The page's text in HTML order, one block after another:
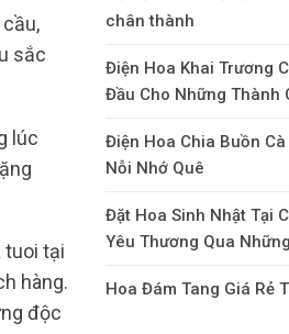
sắc
lúc
tuoi tại
hàng.
độc
chân thành
Điện Hoa Khai Trương
Đầu Cho Những Thành
Điện Hoa Chia Buồn
Nỗi Nhớ Quê
Đặt Hoa Sinh Nhật Tại
Yêu Thương Qua
Hoa Đám Tang Giá Rẻ